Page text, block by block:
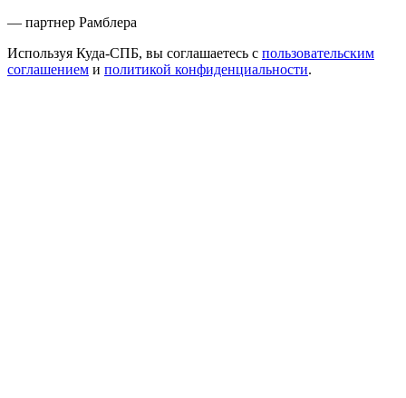
— партнер Рамблера
Используя Куда-СПБ, вы соглашаетесь с пользовательским
соглашением и политикой конфиденциальности.